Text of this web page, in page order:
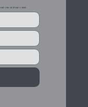
DE MINAS GERAIS